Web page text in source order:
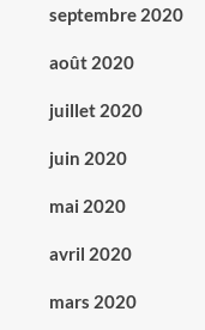
septembre 2020
août 2020
juillet 2020
juin 2020
mai 2020
avril 2020
mars 2020